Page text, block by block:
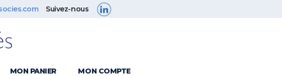
Suivez-nous
MON PANIER MON COMPTE